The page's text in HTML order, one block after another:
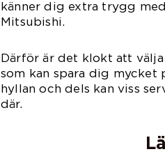
känner dig extra trygg
Därför är det klokt att välja
som kan spara dig mycket
hyllan och dels kan viss